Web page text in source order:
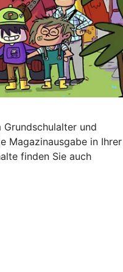
Grundschulalter und
Magazinausgabe in Ihrer
finden Sie auch